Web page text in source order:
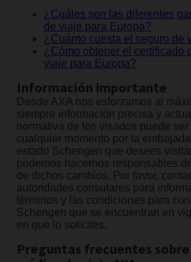
¿Cuáles son las diferentes
de viaje para Europa?
¿Cuánto cuesta el seguro de
¿Cómo obtener el certificado
viaje para Europa?
Información importante
Desde AXA nos esforzamos al
siempre información precisa y
normativa de los visados puede
cualquier momento por la
estado Schengen que desees
podemos hacernos responsables
de dichos cambios. Por favor,
autoridades consulares para
términos y las condiciones para
Schengen que se encuentran en
en que lo solicites.
Preguntas frecuentes